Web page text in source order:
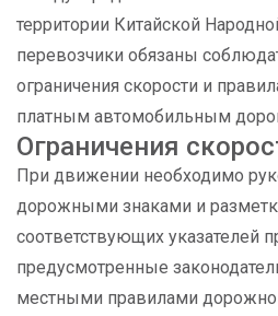
территории Китайской
перевозчики обязаны
ограничения скорости и
платным автомобильным
Ограничения
При движении необходимо
дорожными знаками и
соответствующих указателей
предусмотренные
местными правилами